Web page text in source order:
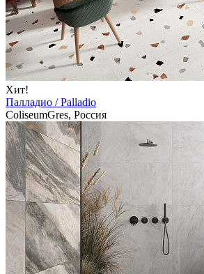
Хит!
Палладио / Palladio
ColiseumGres, Россия